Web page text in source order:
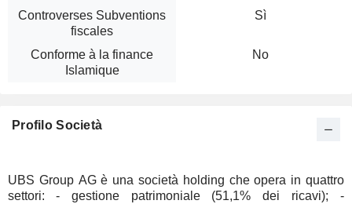
Controverses Subventions
fiscales
Sì
Conforme à la finance
Islamique
No
Profilo Società
UBS Group AG è una società holding che opera in quattro
settori: - gestione patrimoniale (51,1% dei ricavi); -